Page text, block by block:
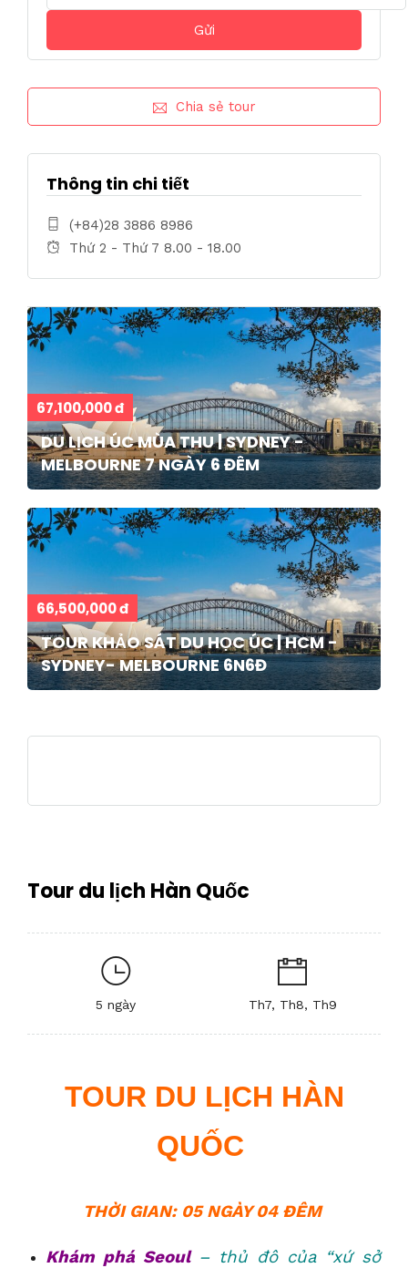
Chia sẻ tour
Thông tin chi tiết
(+84)28 3886 8986
Thứ 2 - Thứ 7 8.00 - 18.00
67,100,000 đ
DU LỊCH ÚC MÙA THU | SYDNEY -
MELBOURNE 7 NGÀY 6 ĐÊM
66,500,000 đ
TOUR KHẢO SÁT DU HỌC ÚC | HCM -
SYDNEY- MELBOURNE 6N6Đ
Tour du lịch Hàn Quốc
5 ngày Th7, Th8, Th9
TOUR DU LỊCH HÀN
QUỐC
THỜI GIAN: 05 NGÀY 04 ĐÊM
Khám phá Seoul– thủ đô của “xứ sở